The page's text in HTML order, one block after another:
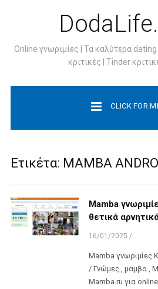
Online γνωριμίες | Τα καλύτερα
κριτικές | Tinder
CLICK FOR
Ετικέτα: MAMBA
Mamba
θετικά
16/01/2025 /
Mamba γνωριμίες
/ Γνώμες , μαμβα ,
Mamba.ru για